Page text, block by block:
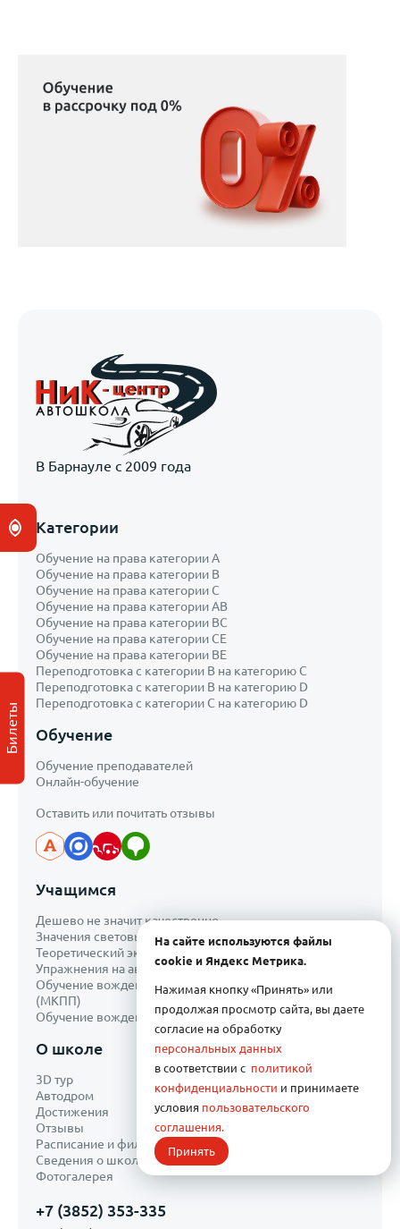
Билеты
В Барнауле с 2009 года
Категории
Обучение на права категории A
Обучение на права категории B
Обучение на права категории С
Обучение на права категории AB
Обучение на права категории ВС
Обучение на права категории CE
Обучение на права категории ВЕ
Переподготовка с категории В на категорию С
Переподготовка с категории B на категорию D
Переподготовка с категории С на категорию D
Обучение
Обучение преподавателей
Онлайн-обучение
+7 (3852) 353-335
Оставить или почитать отзывы
Учащимся
Дешево не значит качественно
Значения световых сигналов между водителями
Теоретический экзамен в ГИБДД
Упражнения на автодроме
Обучение вождению на автомате (АКПП) или механике
(МКПП)
Обучение вождению для иногородних
О школе
3D тур
Автодром
Достижения
Отзывы
Расписание и филиалы
Сведения о школе
Фотогалерея
На сайте используются файлы
cookie и Яндекс Метрика.
Нажимая кнопку «Принять» или
продолжая просмотр сайта, вы даете
согласие на обработку
персональных данных
в соответствии с политикой
конфиденциальности и принимаете
условия пользовательского
соглашения.
Принять